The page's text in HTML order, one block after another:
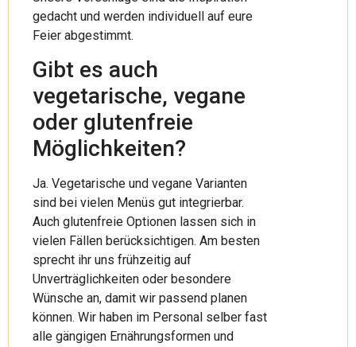
gedacht und werden individuell auf eure
Feier abgestimmt.
Gibt es auch
vegetarische, vegane
oder glutenfreie
Möglichkeiten?
Ja. Vegetarische und vegane Varianten
sind bei vielen Menüs gut integrierbar.
Auch glutenfreie Optionen lassen sich in
vielen Fällen berücksichtigen. Am besten
sprecht ihr uns frühzeitig auf
Unverträglichkeiten oder besondere
Wünsche an, damit wir passend planen
können. Wir haben im Personal selber fast
alle gängigen Ernährungsformen und